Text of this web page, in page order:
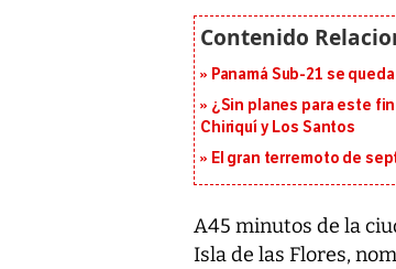
Panamá Sub-21 se
¿Sin planes para este
Chiriquí y Los Santos
El gran terremoto de
A45 minutos de la
Isla de las Flores,